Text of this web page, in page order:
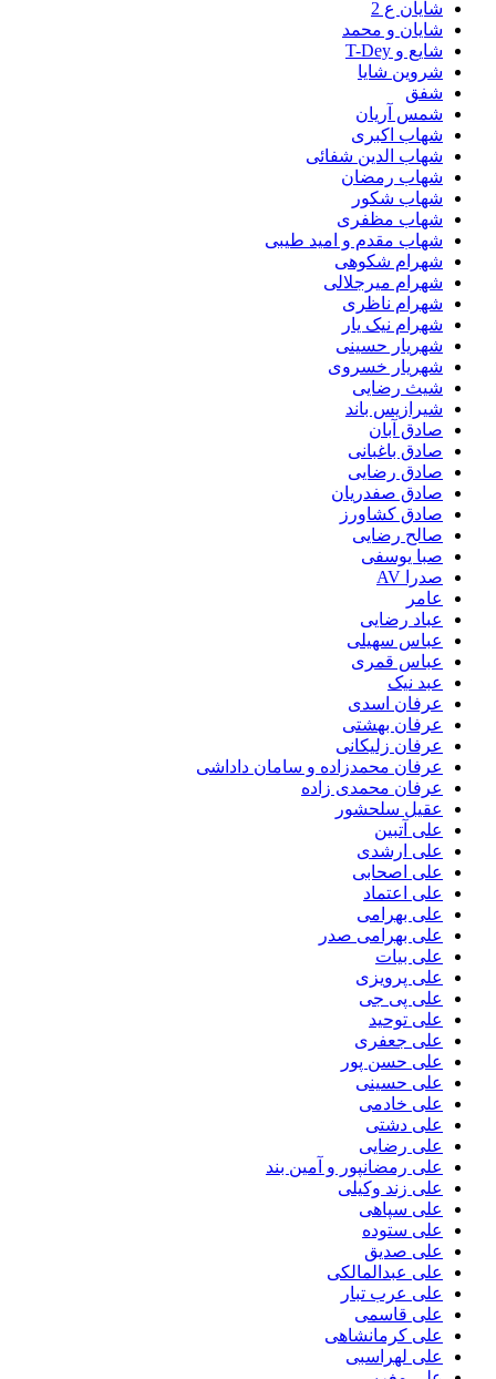
شایان ع 2
شایان و محمد
شایع و T-Dey
شروین شایا
شفق
شمس آریان
شهاب اکبری
شهاب الدین شفائی
شهاب رمضان
شهاب شکور
شهاب مظفری
شهاب مقدم و امید طیبی
شهرام شکوهی
شهرام میرجلالی
شهرام ناظری
شهرام نیک یار
شهریار حسینی
شهریار خسروی
شیث رضایی
شیرازیس باند
صادق آبان
صادق باغبانی
صادق رضایی
صادق صفدریان
صادق کشاورز
صالح رضایی
صبا یوسفی
صدرا AV
عامر
عباد رضایی
عباس سهیلی
عباس قمری
عبد نیک
عرفان اسدی
عرفان بهشتی
عرفان زلیکانی
عرفان محمدزاده و سامان داداشی
عرفان محمدی زاده
عقیل سلحشور
علی آتبین
علی ارشدی
علی اصحابی
علی اعتماد
علی بهرامی
علی بهرامی صدر
علی بیات
علی پرویزی
علی پی جی
علی توحید
علی جعفری
علی حسن پور
علی حسینی
علی خادمی
علی دشتی
علی رضایی
علی رمضانپور و آمین بند
علی زند وکیلی
علی سپاهی
علی ستوده
علی صدیق
علی عبدالمالکی
علی عرب تبار
علی قاسمی
علی کرمانشاهی
علی لهراسبی